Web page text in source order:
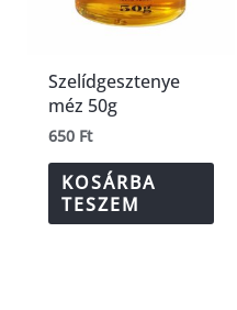
Szelídgesztenye
méz 50g
650 Ft
KOSÁRBA
TESZEM